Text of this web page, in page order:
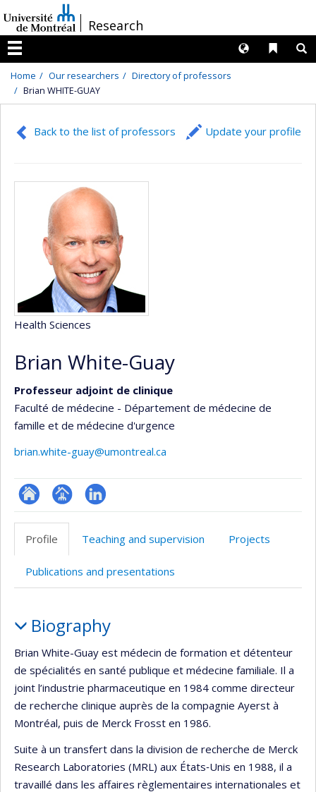
au
contenu
/Research
Menu
Liens
Langues
Home Our researchers
Directory of professors
Brian WHITE-GUAY
Back to the list of professors Update your profile
Health Sciences
Brian White-Guay
Professeur adjoint de clinique
Faculté de médecine - Département de médecine de
famille et de médecine d'urgence
brian.white-guay@umontreal.ca
ResearchGate
Page
(faculté,département,école)
LinkedIn
Profile
Teaching and supervision Projects
Publications and presentations
Biography
Brian White-Guay est médecin de formation et détenteur
de spécialités en santé publique et médecine familiale. Il a
joint l’industrie pharmaceutique en 1984 comme directeur
de recherche clinique auprès de la compagnie Ayerst à
Montréal, puis de Merck Frosst en 1986.
Suite à un transfert dans la division de recherche de Merck
Research Laboratories (MRL) aux États‐Unis en 1988, il a
travaillé dans les affaires règlementaires internationales et